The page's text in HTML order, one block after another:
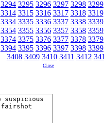
3294 3295 3296 3297 3298 3299
3314 3315 3316 3317 3318 3319
3334 3335 3336 3337 3338 3339
3354 3355 3356 3357 3358 3359
3374 3375 3376 3377 3378 3379
3394 3395 3396 3397 3398 3399
3408 3409 3410 3411 3412
Close